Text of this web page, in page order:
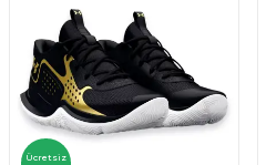
Ücretsiz